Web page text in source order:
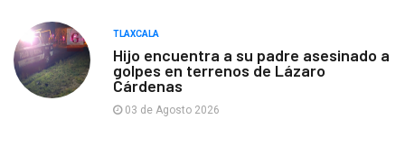
TLAXCALA
Hijo encuentra a su padre asesinado a
golpes en terrenos de Lázaro
Cárdenas
03 de Agosto 2026